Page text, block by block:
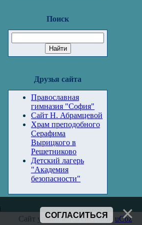
Поиск
Друзья сайта
Православная
гимназия "София"
Сайт Н. Абрамцевой
Храм преподобного
Серафима
Вырицкого в
Решетниково
Детский лагерь
"Академия
безопасности"
Сайт управляется системой uCoz
СОГЛАСИТЬСЯ